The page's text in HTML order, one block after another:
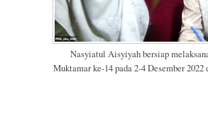
Nasyiatul Aisyiyah bersiap
Muktamar ke-14 pada 2-4 Desember